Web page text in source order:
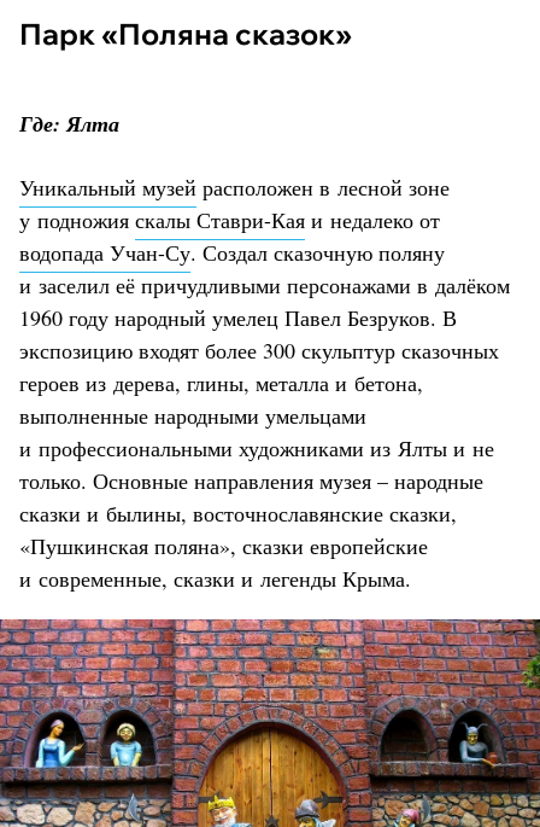
Парк «Поляна сказок»
Где: Ялта
Уникальный музей расположен в лесной зоне
у подножия скалы Ставри-Кая и недалеко от
водопада Учан-Су. Создал сказочную поляну
и заселил её причудливыми персонажами в далёком
1960 году народный умелец Павел Безруков. В
экспозицию входят более 300 скульптур сказочных
героев из дерева, глины, металла и бетона,
выполненные народными умельцами
и профессиональными художниками из Ялты и не
только. Основные направления музея – народные
сказки и былины, восточнославянские сказки,
«Пушкинская поляна», сказки европейские
и современные, сказки и легенды Крыма.